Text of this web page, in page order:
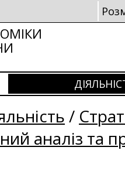
/
аналіз та